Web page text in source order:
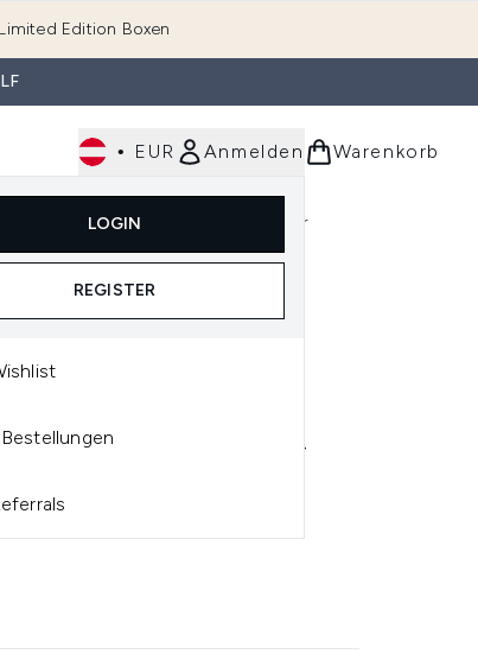
Limited Edition Boxen
• EUR Anmelden
LOGIN
REGISTER
Warenkorb
Untermenü Anmelden (Accessoires & Tools)
Im Trend & Neu Männer
PREMIÈRE ANTI-
FILLER